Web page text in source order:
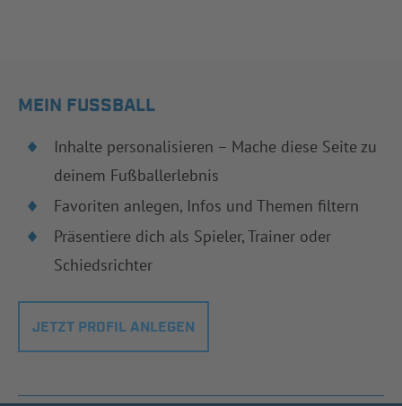
MEIN FUSSBALL
Inhalte personalisieren – Mache diese Seite zu
deinem Fußballerlebnis
Favoriten anlegen, Infos und Themen filtern
Präsentiere dich als Spieler, Trainer oder
Schiedsrichter
JETZT PROFIL ANLEGEN